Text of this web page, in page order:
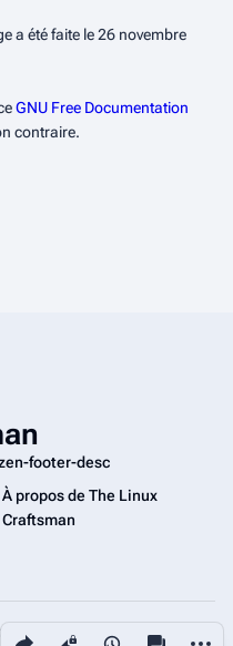
Partager cette page
a été faite le 26 novembre
GNU Free Documentation
contraire.
footer-desc
À propos de The Linux
Craftsman
footer-tagline